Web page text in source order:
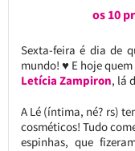
os 10
Sexta-feira é dia de
mundo! ♥ E hoje
Letícia Zampiron, lá
A Lé (íntima, né? rs)
cosméticos! Tudo
espinhas, que